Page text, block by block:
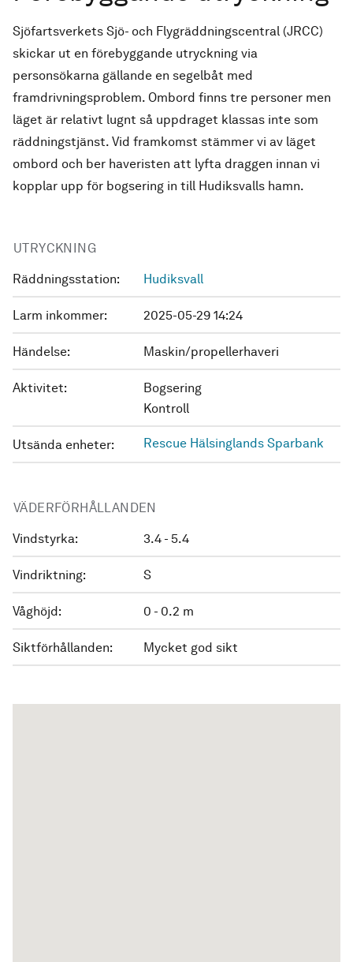
Sjöfartsverkets Sjö- och Flygräddningscentral (JRCC)
skickar ut en förebyggande utryckning via
personsökarna gällande en segelbåt med
framdrivningsproblem. Ombord finns tre personer men
läget är relativt lugnt så uppdraget klassas inte som
räddningstjänst. Vid framkomst stämmer vi av läget
ombord och ber haveristen att lyfta draggen innan vi
kopplar upp för bogsering in till Hudiksvalls hamn.
UTRYCKNING
Räddningsstation: Hudiksvall
Larm inkommer: 2025-05-29 14:24
Händelse: Maskin/propellerhaveri
Aktivitet:
Bogsering
Kontroll
Utsända enheter: Rescue Hälsinglands Sparbank
VÄDERFÖRHÅLLANDEN
Vindstyrka: 3.4 - 5.4
Vindriktning: S
Våghöjd: 0 - 0.2 m
Siktförhållanden: Mycket god sikt